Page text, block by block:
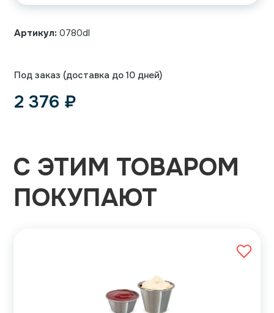
Артикул: 0780dl
Под заказ (доставка до 10 дней)
2 376 ₽
С ЭТИМ ТОВАРОМ
ПОКУПАЮТ